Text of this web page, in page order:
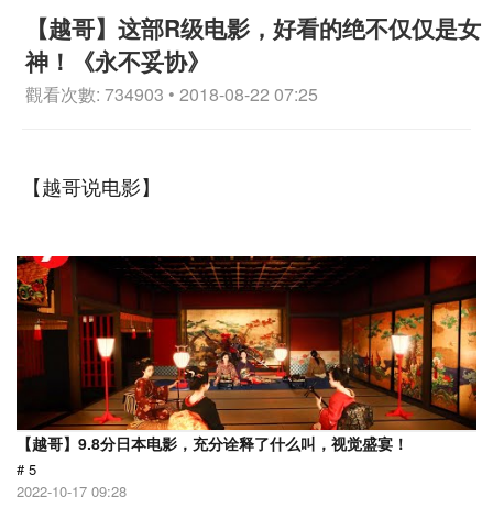
【越哥】这部R级电影，好看的绝不仅仅是女
神！《永不妥协》
觀看次數: 734903 • 2018-08-22 07:25
【越哥说电影】
【越哥】9.8分日本电影，充分诠释了什么叫，视觉盛宴！
# 5
2022-10-17 09:28